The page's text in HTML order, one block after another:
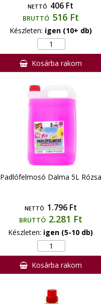
NETTÓ 406 Ft
BRUTTÓ 516 Ft
Készleten: igen (10+ db)
Kosárba rakom
Padlófelmosó Dalma 5L Rózsa
NETTÓ 1.796 Ft
BRUTTÓ 2.281 Ft
Készleten: igen (5-10 db)
Kosárba rakom